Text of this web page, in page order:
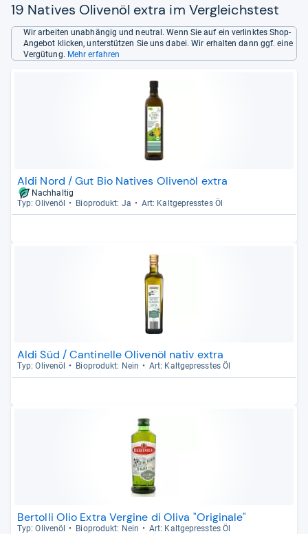
19 Natives Olivenöl extra im Vergleichstest
Wir arbeiten unabhängig und neutral. Wenn Sie auf ein verlinktes Shop-
Angebot klicken, unterstützen Sie uns dabei. Wir erhalten dann ggf. eine
Vergütung. Mehr erfahren
Aldi Nord / Gut Bio Natives Olivenöl extra
Nachhaltig
Typ: Oli­venöl
Bio­pro­dukt: Ja Art: Kalt­ge­press­tes Öl
Aldi Süd / Cantinelle Olivenöl nativ extra
Typ: Oli­venöl Bio­pro­dukt: Nein Art: Kalt­ge­press­tes Öl
Bertolli Olio Extra Vergine di Oliva "Originale"
Typ: Oli­venöl Bio­pro­dukt: Nein Art: Kalt­ge­press­tes Öl